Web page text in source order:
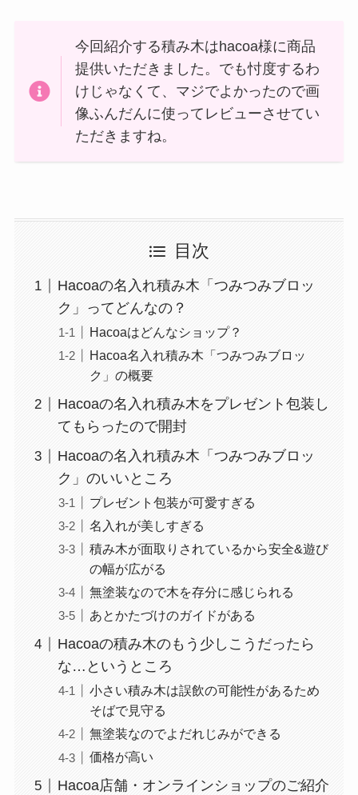
今回紹介する積み木はhacoa様に商品
提供いただきました。でも忖度するわ
けじゃなくて、マジでよかったので画
像ふんだんに使ってレビューさせてい
ただきますね。
目次
Hacoaの名入れ積み木「つみつみブロッ
ク」ってどんなの？
Hacoaはどんなショップ？
Hacoa名入れ積み木「つみつみブロッ
ク」の概要
Hacoaの名入れ積み木をプレゼント包装し
てもらったので開封
Hacoaの名入れ積み木「つみつみブロッ
ク」のいいところ
プレゼント包装が可愛すぎる
名入れが美しすぎる
積み木が面取りされているから安全&遊び
の幅が広がる
無塗装なので木を存分に感じられる
あとかたづけのガイドがある
Hacoaの積み木のもう少しこうだったら
な…というところ
小さい積み木は誤飲の可能性があるため
そばで見守る
無塗装なのでよだれじみができる
価格が高い
Hacoa店舗・オンラインショップのご紹介